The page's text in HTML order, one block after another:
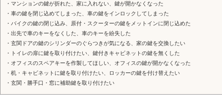
・マンションの鍵が折れた、家に入れない、鍵が開かなくなった
・車の鍵を閉じ込めてしまった、車の鍵をインロックしてしまった
・バイクの鍵の閉じ込み、原付・スクーターの鍵をメットインに閉じ込めた
・出先で車のキーをなくした、車のキーを紛失した
・玄関ドアの鍵のシリンダーのぐらつきが気になる、家の鍵を交換したい
・トイレの扉に鍵を取り付けたい、鍵付きキャビネットの鍵を無くした
・オフィスのスペアキーを作製してほしい、オフィスの鍵が開かなくなった
・机・キャビネットに鍵を取り付けたい、ロッカーの鍵を付け替えたい
・玄関・勝手口・窓に補助鍵を取り付けたい